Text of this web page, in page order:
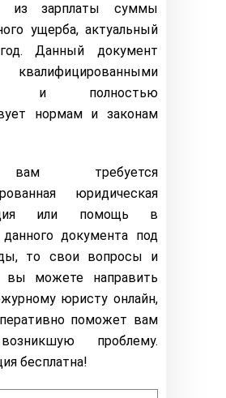
из зарплаты суммы
ущерба, актуальный
Данный документ
квалифицированными
и полностью
нормам и законам
требуется
юридическая
или помощь в
данного документа под
то свои вопросы и
вы можете направить
юристу онлайн,
поможет вам
проблему.
бесплатна!